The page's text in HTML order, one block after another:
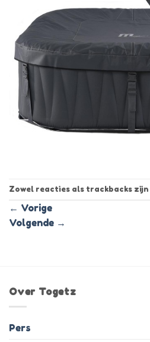
Zowel reacties als trackbacks
← Vorige
Volgende →
Over Togetz
Pers